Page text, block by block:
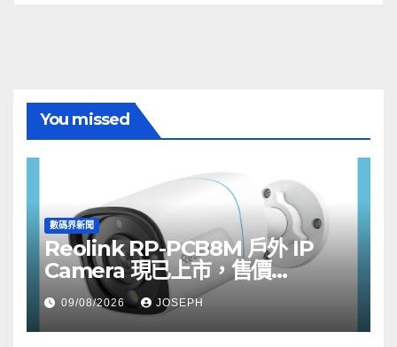
You missed
數碼界新聞
Reolink RP-PCB8M 戶外 IP
Camera 現已上市，售價
HK$722
09/08/2026 JOSEPH